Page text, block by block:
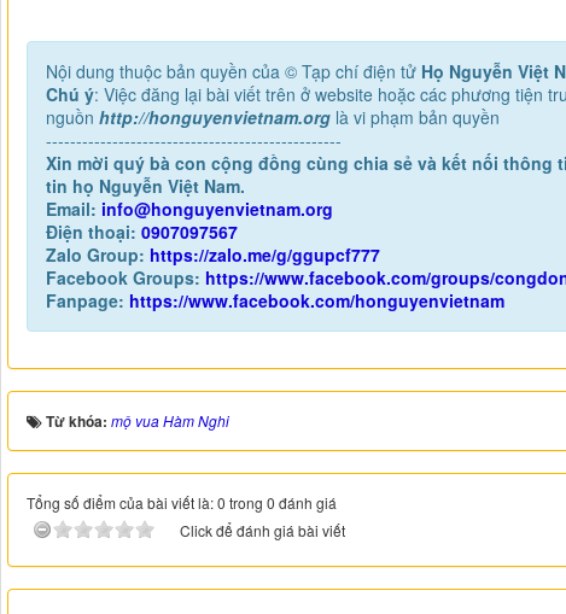
Nội dung thuộc bản quyền của © Tạp chí điện tử Họ Nguyễn Việt
Chú ý: Việc đăng lại bài viết trên ở website hoặc các phương tiện
nguồn http://honguyenvietnam.org là vi phạm bản quyền
-------------------------------------------------
Xin mời quý bà con cộng đồng cùng chia sẻ và kết nối thông
tin họ Nguyễn Việt Nam.
Email: info@honguyenvietnam.org
Điện thoại: 0907097567
Zalo Group: https://zalo.me/g/ggupcf777
Facebook Groups: https://www.facebook.com/groups/
Fanpage: https://www.facebook.com/honguyenvietnam
Từ khóa: mộ vua Hàm Nghi
Tổng số điểm của bài viết là: 0 trong 0 đánh giá
Click để đánh giá bài viết